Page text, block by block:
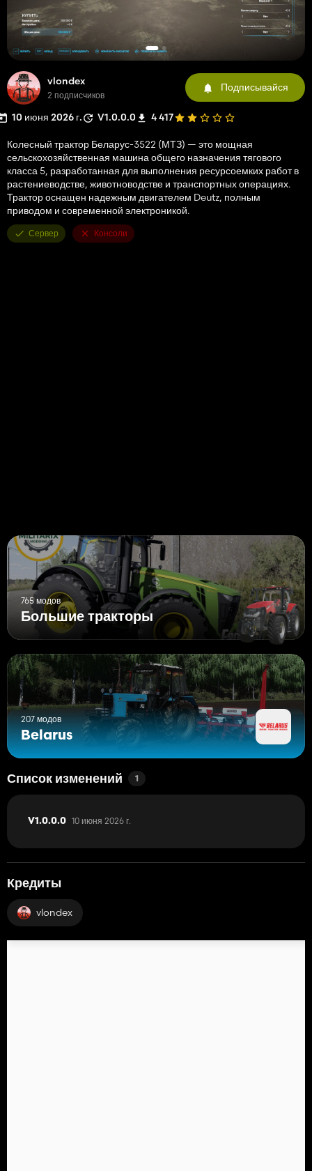
vlondex
2 подписчиков
Подписывайся
10 июня 2026 г. V1.0.0.0 4 417
Колесный трактор Беларус-3522 (МТЗ) — это мощная
сельскохозяйственная машина общего назначения тягового
класса 5, разработанная для выполнения ресурсоемких работ в
растениеводстве, животноводстве и транспортных операциях.
Трактор оснащен надежным двигателем Deutz, полным
приводом и современной электроникой.
Сервер Консоли
765 модов
Большие тракторы
207 модов
Belarus
Список изменений 1
V1.0.0.0 10 июня 2026 г.
Кредиты
vlondex